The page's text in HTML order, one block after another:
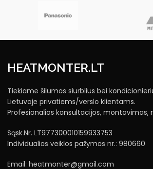
HEATMONTER.LT
Tiekiame šilumos siurblius bei
Lietuvoje privatiems/verslo klientams.
Profesionalios konsultacijos, montavimas,
Sąsk.Nr. LT977300010159933753
Individualios veiklos pažymos nr.: 980660
Email: heatmonter@gmail.com